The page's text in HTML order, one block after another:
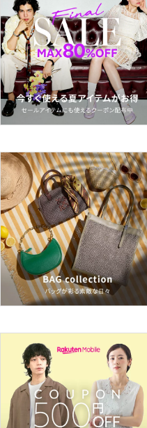
水着・スイムグッズ
着物・浴衣・和装小物
スキンケア
ベースメイク
メイクアップ
ネイル
ボディケア・オーラルケ
ア
ヘアケア
フレグランス
メイク道具・美容器具
コフレ・キット・セット
食器・調理器具・キッチ
ン用品